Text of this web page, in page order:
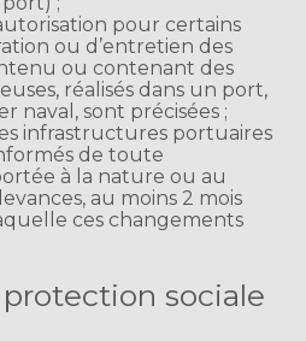
pour certains
ou d’entretien des
ou contenant des
réalisés dans un port,
naval, sont précisées ;
infrastructures portuaires
de toute
à la nature ou au
au moins 2 mois
ces changements
sociale